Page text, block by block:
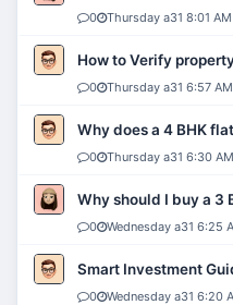
0 Thursday a31 8:01 AM
How to Verify
0 Thursday a31 6:57 AM
Why does a 4 BHK
0 Thursday a31 6:30 AM
Why should I buy a 3
0 Wednesday a31 6:25
Smart Investment
0 Wednesday a31 6:20